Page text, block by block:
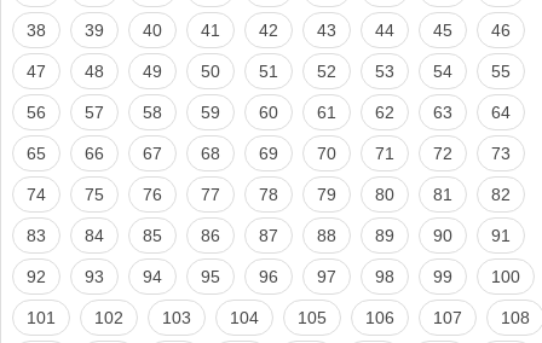
38 39 40 41 42 43 44 45 46
47 48 49 50 51 52 53 54 55
56 57 58 59 60 61 62 63 64
65 66 67 68 69 70 71 72 73
74 75 76 77 78 79 80 81 82
83 84 85 86 87 88 89 90 91
92 93 94 95 96 97 98 99 100
101 102 103 104 105 106 107 108